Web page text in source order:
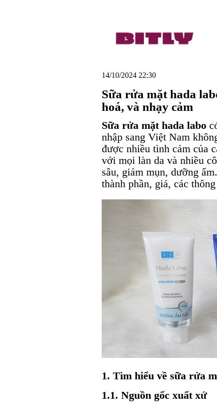
14/10/2024 22:30
Sữa rửa mặt hada
hoá, và nhạy cảm
Sữa rửa mặt hada labo
nhập sang Việt Nam
được nhiều tình cảm của
với mọi làn da và nhiều
sâu, giảm mụn, dưỡng
thành phần, giá, các
1. Tìm hiểu về sữa rửa
1.1. Nguồn gốc xuất xứ